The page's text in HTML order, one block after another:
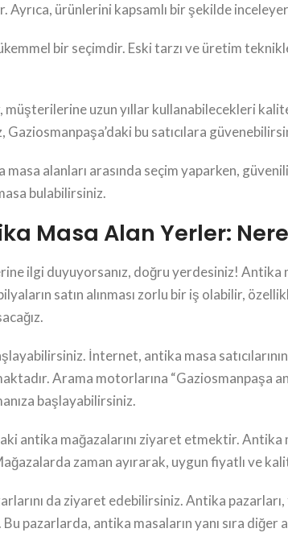
Ayrıca, ürünlerini kapsamlı bir şekilde
bir seçimdir. Eski tarzı ve üretim
müşterilerine uzun yıllar kullanabilecekleri
bu satıcılara
masa alanları arasında seçim yaparken,
bulabilirsiniz.
Masa Alan Yerler:
ilgi duyuyorsanız, doğru yerdesiniz! Antika
satın alınması zorlu bir iş olabilir,
İnternet, antika masa
Arama motorlarına “Gaziosmanpaşa
başlayabilirsiniz.
antika mağazalarını ziyaret etmektir.
zaman ayırarak, uygun fiyatlı ve
da ziyaret edebilirsiniz. Antika pazarları,
pazarlarda, antika masaların yanı sıra diğer